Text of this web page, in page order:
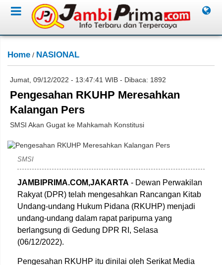
Home / NASIONAL
Jumat, 09/12/2022 - 13:47:41 WIB - Dibaca: 1892
Pengesahan RKUHP Meresahkan
Kalangan Pers
SMSI Akan Gugat ke Mahkamah Konstitusi
SMSI
JAMBIPRIMA.COM,JAKARTA - Dewan Perwakilan
Rakyat (DPR) telah mengesahkan Rancangan Kitab
Undang-undang Hukum Pidana (RKUHP) menjadi
undang-undang dalam rapat paripurna yang
berlangsung di Gedung DPR RI, Selasa
(06/12/2022).
Pengesahan RKUHP itu dinilai oleh Serikat Media